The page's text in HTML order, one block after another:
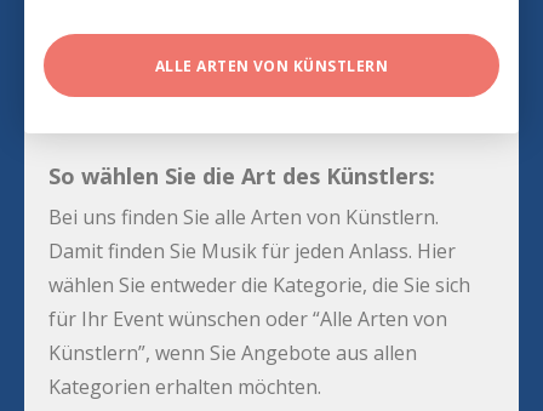
ALLE ARTEN VON KÜNSTLERN
So wählen Sie die Art des Künstlers:
Bei uns finden Sie alle Arten von Künstlern.
Damit finden Sie Musik für jeden Anlass. Hier
wählen Sie entweder die Kategorie, die Sie sich
für Ihr Event wünschen oder “Alle Arten von
Künstlern”, wenn Sie Angebote aus allen
Kategorien erhalten möchten.